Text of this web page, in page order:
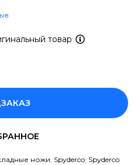
товар
ножи, Spyderco, Spyderco